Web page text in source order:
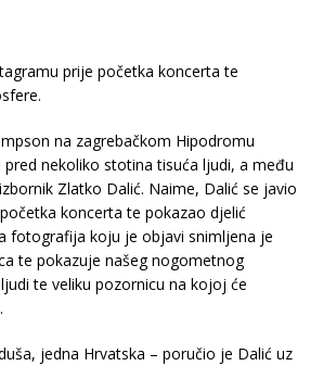
prije početka koncerta te
na zagrebačkom Hipodromu
pred nekoliko stotina tisuća ljudi, a među
Zlatko Dalić. Naime, Dalić se javio
koncerta te pokazao djelić
fotografija koju je objavi snimljena je
te pokazuje našeg nogometnog
te veliku pozornicu na kojoj će
jedna Hrvatska – poručio je Dalić uz